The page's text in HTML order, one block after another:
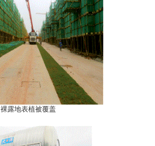
裸露地表植被覆盖